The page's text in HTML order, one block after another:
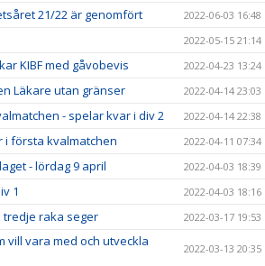
21/22 är genomfört 2022-06-03 16:48
2022-05-15 21:14
KIBF med gåvobevis 2022-04-23 13:24
Läkare utan gränser 2022-04-14 23:03
- spelar kvar i div 2 2022-04-14 22:38
i första kvalmatchen 2022-04-11 07:34
- lördag 9 april 2022-04-03 18:39
1 2022-04-03 18:16
tredje raka seger 2022-03-17 19:53
vill vara med och utveckla
2022-03-13 20:35